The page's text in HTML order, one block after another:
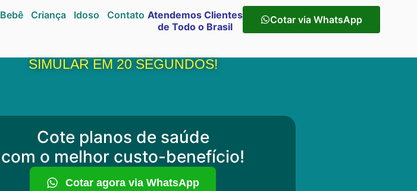
Bebê Criança Idoso Contato Atendemos Clientes
de Todo o Brasil
Cotar via WhatsApp
SIMULAR EM 20 SEGUNDOS!
Cote planos de saúde
com o melhor custo-benefício!
Cotar agora via WhatsApp